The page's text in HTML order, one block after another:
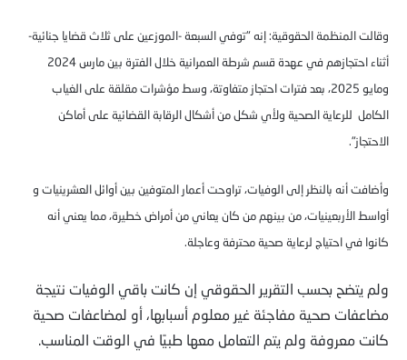
وقالت المنظمة الحقوقية: إنه "توفي السبعة -الموزعين على ثلاث قضايا جنائية-
أثناء احتجازهم في عهدة قسم شرطة العمرانية خلال الفترة بين مارس 2024
ومايو 2025، بعد فترات احتجاز متفاوتة، وسط مؤشرات مقلقة على الغياب
الكامل للرعاية الصحية ولأي شكل من أشكال الرقابة القضائية على أماكن
الاحتجاز".
وأضافت أنه بالنظر إلى الوفيات، تراوحت أعمار المتوفين بين أوائل العشرينيات و
أواسط الأربعينيات، من بينهم من كان يعاني من أمراض خطيرة، مما يعني أنه
كانوا في احتياج لرعاية صحية محترفة وعاجلة.
ولم يتضح بحسب التقرير الحقوقي إن كانت باقي الوفيات نتيجة
مضاعفات صحية مفاجئة غير معلوم أسبابها، أو لمضاعفات صحية
كانت معروفة ولم يتم التعامل معها طبيًا في الوقت المناسب.